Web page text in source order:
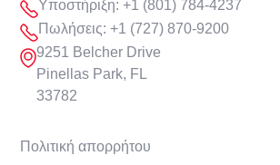
Υποστήριξη: +1 (801) 784-4237
Πωλήσεις: +1 (727) 870-9200
9251 Belcher Drive
Pinellas Park, FL
33782
Πολιτική απορρήτου